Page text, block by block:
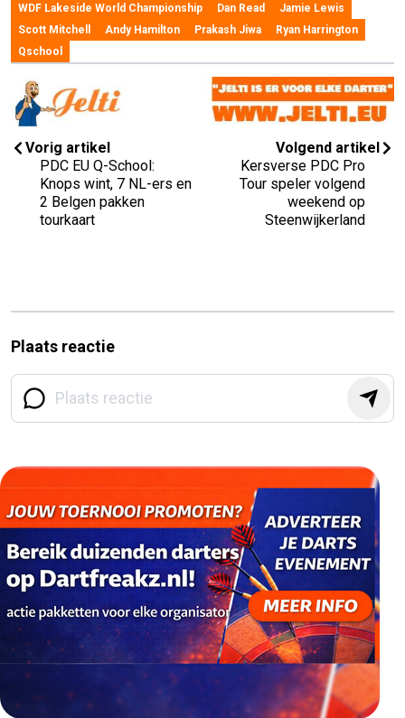
WDF Lakeside World Championship
Dan Read
Jamie Lewis
Scott Mitchell
Andy Hamilton Prakash Jiwa
Ryan Harrington
Qschool
Vorig artikel
PDC EU Q-School:
Knops wint, 7 NL-ers en
2 Belgen pakken
tourkaart
Volgend artikel
Kersverse PDC Pro
Tour speler volgend
weekend op
Steenwijkerland
Plaats reactie